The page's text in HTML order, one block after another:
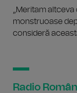
„Meritam
monstruoase
consideră
Radio